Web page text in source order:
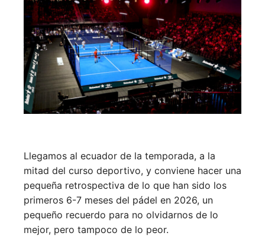
Llegamos al ecuador de la temporada, a la
mitad del curso deportivo, y conviene hacer una
pequeña retrospectiva de lo que han sido los
primeros 6-7 meses del pádel en 2026, un
pequeño recuerdo para no olvidarnos de lo
mejor, pero tampoco de lo peor.